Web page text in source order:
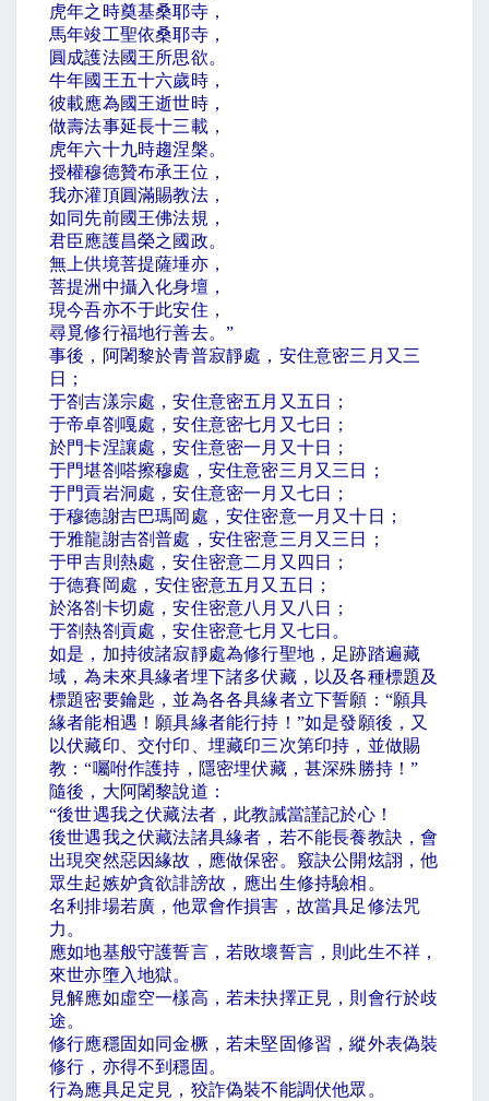
虎年之時奠基桑耶寺，
馬年竣工聖依桑耶寺，
圓成護法國王所思欲。
牛年國王五十六歲時，
彼載應為國王逝世時，
做壽法事延長十三載，
虎年六十九時趨涅槃。
授權穆德贊布承王位，
我亦灌頂圓滿賜教法，
如同先前國王佛法規，
君臣應護昌榮之國政。
無上供境菩提薩埵亦，
菩提洲中攝入化身壇，
現今吾亦不于此安住，
尋覓修行福地行善去。 ”
事後，阿闍黎於青普寂靜處，安住意密三月又三
日；
于劄吉漾宗處，安住意密五月又五日；
于帝卓劄嘎處，安住意密七月又七日；
於門卡涅讓處，安住意密一月又十日；
于門堪劄嗒擦穆處，安住意密三月又三日；
于門貢岩洞處，安住意密一月又七日；
于穆德謝吉巴瑪岡處，安住密意一月又十日；
于雅龍謝吉劄普處，安住密意三月又三日；
于甲吉則熱處，安住密意二月又四日；
于德賽岡處，安住密意五月又五日；
於洛劄卡切處，安住密意八月又八日；
于劄熱劄貢處，安住密意七月又七日。
如是，加持彼諸寂靜處為修行聖地，足跡踏遍藏
域，為未來具緣者埋下諸多伏藏，以及各種標題及
標題密要鑰匙，並為各各具緣者立下誓願： “願具
緣者能相遇！願具緣者能行持！ ”如是發願後，又
以伏藏印、交付印、埋藏印三次第印持，並做賜
教：“囑咐作護持，隱密埋伏藏，甚深殊勝持！”
隨後，大阿闍黎說道：
“後世遇我之伏藏法者，此教誡當謹記於心！
後世遇我之伏藏法諸具緣者，若不能長養教訣，會
出現突然惡因緣故，應做保密。竅訣公開炫詡，他
眾生起嫉妒貪欲誹謗故，應出生修持驗相。
名利排場若廣，他眾會作損害，故當具足修法咒
力。
應如地基般守護誓言，若敗壞誓言，則此生不祥，
來世亦墮入地獄。
見解應如虛空一樣高，若未抉擇正見，則會行於歧
途。
修行應穩固如同金橛，若未堅固修習，縱外表偽裝
修行，亦得不到穩固。
行為應具足定見，狡詐偽裝不能調伏他眾。